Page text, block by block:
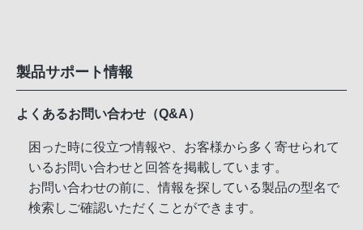
製品サポート情報
よくあるお問い合わせ（Q&A）
困った時に役立つ情報や、お客様から多く寄せられて
いるお問い合わせと回答を掲載しています。
お問い合わせの前に、情報を探している製品の型名で
検索しご確認いただくことができます。